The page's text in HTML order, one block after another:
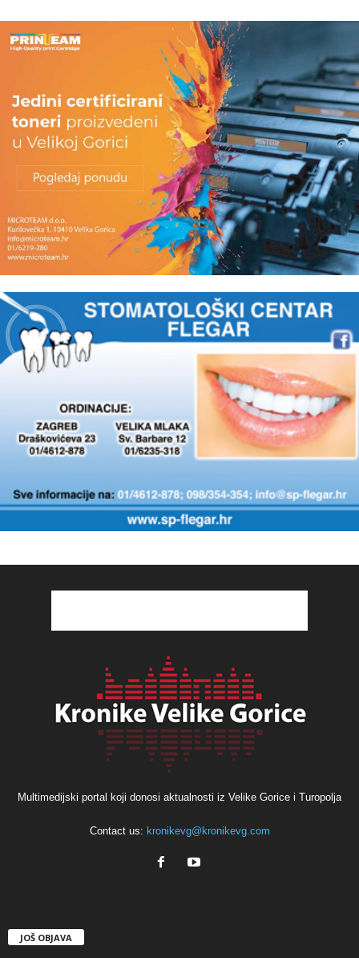
Multimedijski portal koji donosi aktualnosti iz Velike Gorice i Turopolja
Contact us: kronikevg@kronikevg.com
JOŠ OBJAVA